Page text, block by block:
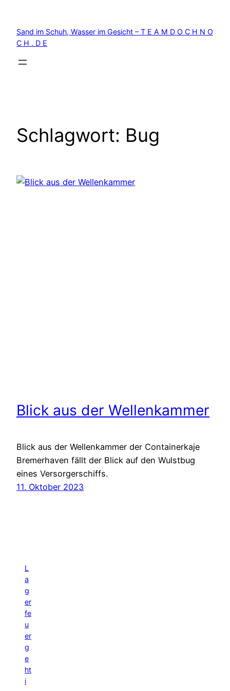
springen
Sand im Schuh, Wasser im Gesicht – T E A M D O C H N O
C H . D E
Schlagwort: Bug
Blick aus der Wellenkammer
Blick aus der Wellenkammer der Containerkaje
Bremerhaven fällt der Blick auf den Wulstbug
eines Versorgerschiffs.
11. Oktober 2023
L
a
g
er
fe
u
er
g
e
ht
i